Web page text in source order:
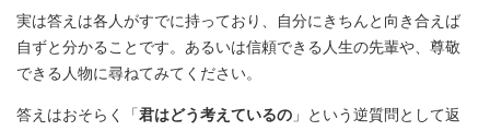
実は答えは各人がすでに持っており、自分にきちんと向き合えば
自ずと分かることです。あるいは信頼できる人生の先輩や、尊敬
できる人物に尋ねてみてください。
答えはおそらく「君はどう考えているの 」という逆質問として返